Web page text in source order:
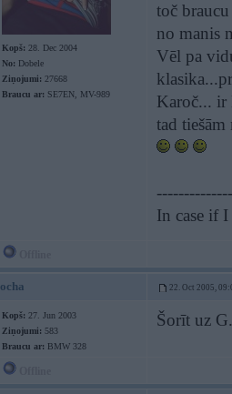
Kopš: 28. Dec 2004
No: Dobele
Ziņojumi: 27668
Braucu ar: SE7EN, MV-989
toč
no manis
Vēl pa
Karoč... ir
tad
In case if
ocha 22. Oct 2005,
Kopš: 27. Jun 2003
Ziņojumi: 583
Braucu ar: BMW 328
Šorīt uz